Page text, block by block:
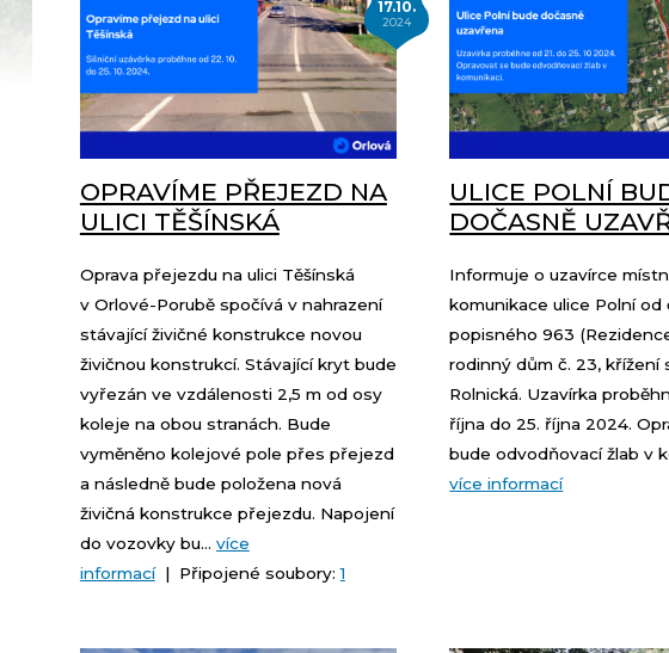
17.10.
2024
OPRAVÍME PŘEJEZD NA
ULICI TĚŠÍNSKÁ
Oprava přejezdu na ulici Těšínská
v Orlové-Porubě spočívá v nahrazení
stávající živičné konstrukce novou
živičnou konstrukcí. Stávající kryt bude
vyřezán ve vzdálenosti 2,5 m od osy
koleje na obou stranách. Bude
vyměněno kolejové pole přes přejezd
a následně bude položena nová
živičná konstrukce přejezdu. Napojení
do vozovky bu... více
informací| Připojené soubory:1
ULICE POLNÍ
DOČASNĚ
Informuje o uzavírce
komunikace ulice Polní od
popisného 963
rodinný dům č. 23, křížení
Rolnická. Uzavírka
října do 25. října 2024.
bude odvodňovací žlab v
více informací